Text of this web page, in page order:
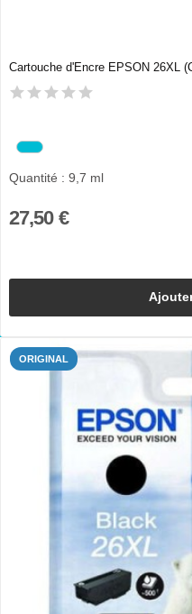
Cartouche d'Encre EPSON 26XL
Quantité : 9,7 ml
27,50 €
ORIGINAL